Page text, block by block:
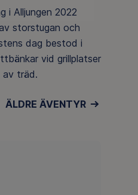
i Alljungen 2022
storstugan och
dag bestod i
vid grillplatser
träd.
ÄLDRE ÄVENTYR